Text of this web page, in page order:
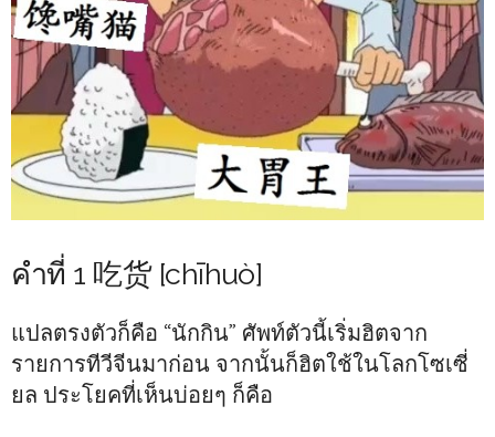
คำที่ 1 吃货 [chīhuò]
แปลตรงตัวก็คือ “นักกิน” ศัพท์ตัวนี้เริ่มฮิตจาก
รายการทีวีจีนมาก่อน จากนั้นก็ฮิตใช้ในโลกโซเซี่
ยล ประโยคที่เห็นบ่อยๆ ก็คือ